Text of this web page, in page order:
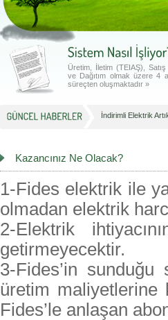
Üretim, İletim (TEIAŞ),
ve Dağıtım olmak üzere 4
süreçten oluşmaktadır »
İndirimli Elektrik
Kazancınız Ne Olacak?
1-Fides elektrik ile
olmadan elektrik
2-Elektrik
getirmeyecektir.
3-Fides’in
üretim maliyetlerine
Fides’le anlaşan